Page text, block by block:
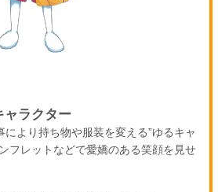
ャラクター
により持ち物や服装を変える”ゆるキャ
フレットなどで愛嬌のある笑顔を見せ